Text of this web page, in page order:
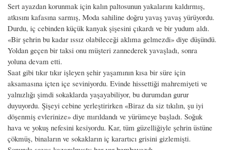
Sert ayazdan korunmak için kalın paltosunun yakalarını kaldırmış,
atkısını kafasına sarmış, Moda sahiline doğru yavaş yavaş yürüyordu.
Durdu, iç cebinden küçük kanyak şişesini çıkardı ve bir yudum aldı.
«Bir şehrin bu kadar ıssız olabileceği aklıma gelmezdi» diye düşündü.
Yoldan geçen bir taksi onu müşteri zannederek yavaşladı, sonra
yoluna devam etti.
Saat gibi tıkır tıkır işleyen şehir yaşamının kısa bir süre için
aksamasına içten içe seviniyordu. Evinde hissettiği mahremiyeti ve
yalnızlığı şimdi sokaklarda yaşayabiliyor, bu durumdan gurur
duyuyordu. Şişeyi cebine yerleştirirken «Biraz da siz tıkılın, şu iyi
döşenmiş evlerinize» diye mırıldandı ve yürümeye başladı. Soğuk
hava ve yokuş nefesini kesiyordu. Kar, tüm güzelliğiyle şehrin üstüne
çökmüş, binaların ve sokakların iç karartıcı grisini gizlemişti.